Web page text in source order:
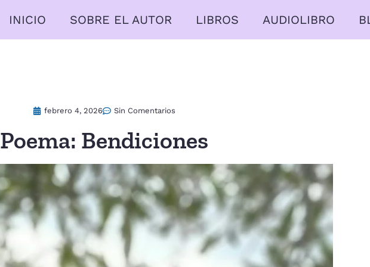
INICIO SOBRE EL AUTOR LIBROS AUDIOLIBRO
febrero 4, 2026 Sin Comentarios
Poema: Bendiciones